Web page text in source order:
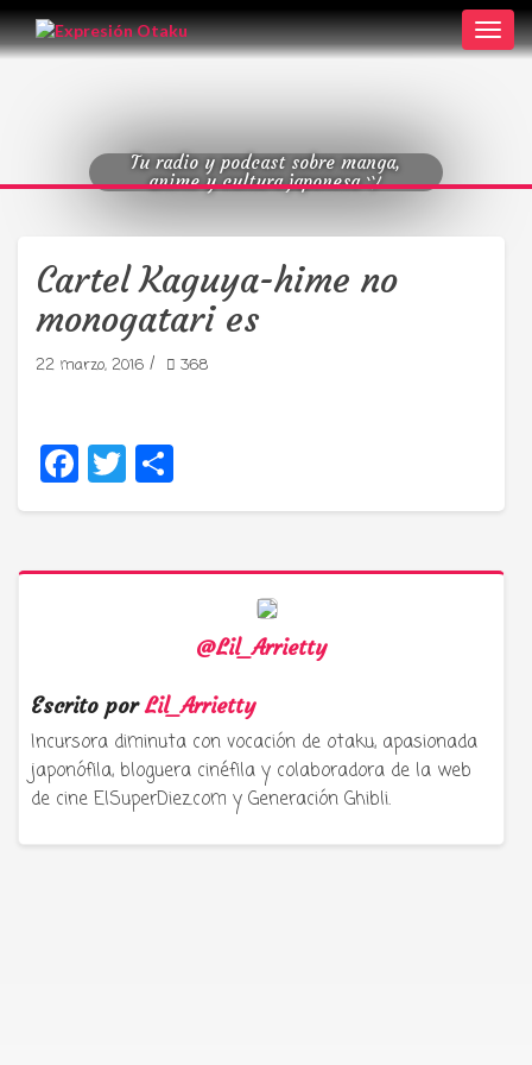
Tu radio y podcast sobre manga,
anime y cultura japonesa ツ
Cartel Kaguya-hime no
monogatari es
22 marzo, 2016 / 368
Facebook
Twitter
@Lil_Arrietty
Escrito porLil_Arrietty
Incursora diminuta con vocación de otaku, apasionada
japonófila, bloguera cinéfila y colaboradora de la web
de cine ElSuperDiez.com y Generación Ghibli.